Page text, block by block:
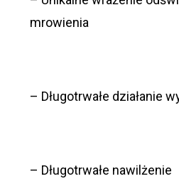
mrowienia
– Długotrwałe działanie
– Długotrwałe nawilżenie